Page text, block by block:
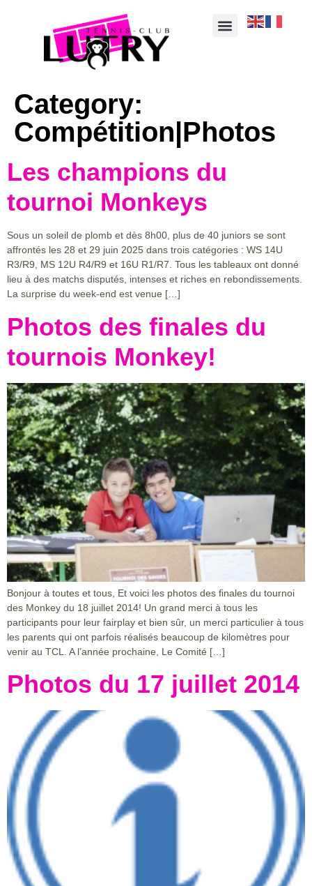
Category:
Compétition|Photos
Les champions du
tournoi Monkeys
Sous un soleil de plomb et dès 8h00, plus de 40 juniors se sont
affrontés les 28 et 29 juin 2025 dans trois catégories : WS 14U
R3/R9, MS 12U R4/R9 et 16U R1/R7. Tous les tableaux ont donné
lieu à des matchs disputés, intenses et riches en rebondissements.
La surprise du week-end est venue […]
Photos des finales du
tournois Monkey!
Bonjour à toutes et tous, Et voici les photos des finales du tournoi
des Monkey du 18 juillet 2014! Un grand merci à tous les
participants pour leur fairplay et bien sûr, un merci particulier à tous
les parents qui ont parfois réalisés beaucoup de kilomètres pour
venir au TCL. A l’année prochaine, Le Comité […]
Photos du 17 juillet 2014